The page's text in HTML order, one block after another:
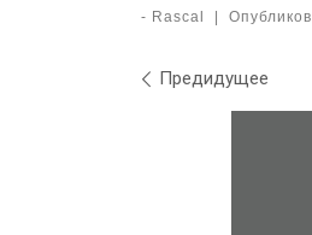
- Rascal
Предидущее